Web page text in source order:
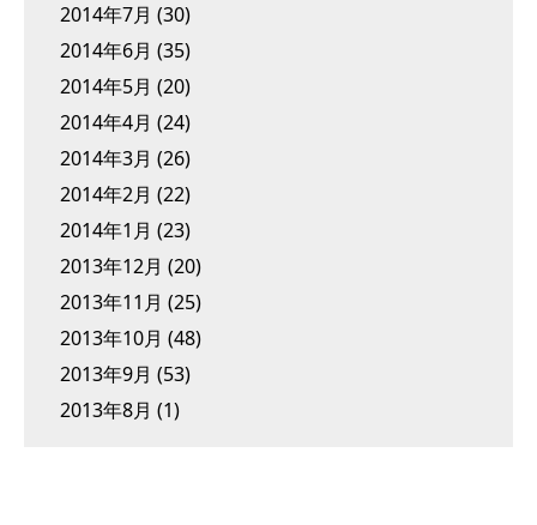
2014年7月 (30)
2014年6月 (35)
2014年5月 (20)
2014年4月 (24)
2014年3月 (26)
2014年2月 (22)
2014年1月 (23)
2013年12月 (20)
2013年11月 (25)
2013年10月 (48)
2013年9月 (53)
2013年8月 (1)